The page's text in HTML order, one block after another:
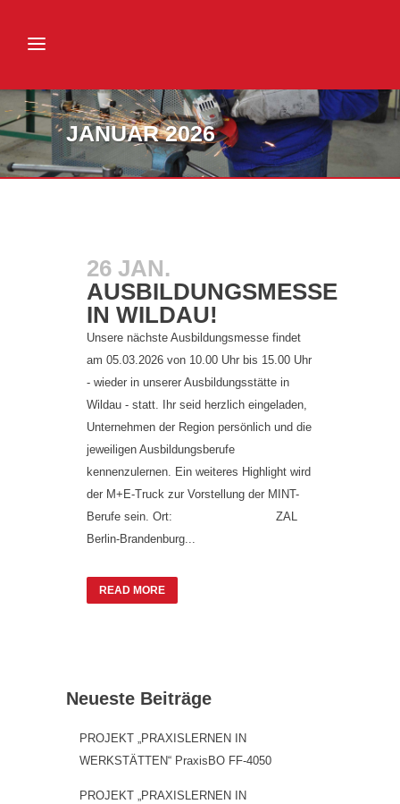
JANUAR 2026
26 JAN.
AUSBILDUNGSMESSE
IN WILDAU!
Unsere nächste Ausbildungsmesse findet
am 05.03.2026 von 10.00 Uhr bis 15.00 Uhr
- wieder in unserer Ausbildungsstätte in
Wildau - statt. Ihr seid herzlich eingeladen,
Unternehmen der Region persönlich und die
jeweiligen Ausbildungsberufe
kennenzulernen. Ein weiteres Highlight wird
der M+E-Truck zur Vorstellung der MINT-
Berufe sein. Ort: ZAL
Berlin-Brandenburg...
READ MORE
Neueste Beiträge
PROJEKT „PRAXISLERNEN IN
WERKSTÄTTEN“ PraxisBO FF-4050
PROJEKT „PRAXISLERNEN IN